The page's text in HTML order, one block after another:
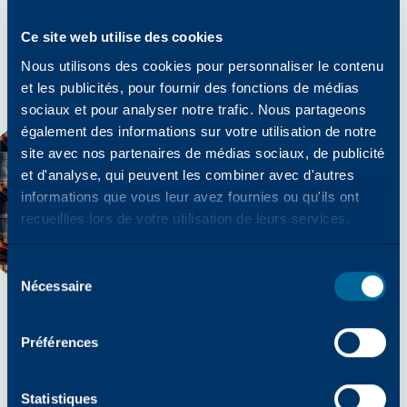
Ce site web utilise des cookies
Nous utilisons des cookies pour personnaliser le contenu
et les publicités, pour fournir des fonctions de médias
sociaux et pour analyser notre trafic. Nous partageons
également des informations sur votre utilisation de notre
site avec nos partenaires de médias sociaux, de publicité
et d'analyse, qui peuvent les combiner avec d'autres
informations que vous leur avez fournies ou qu'ils ont
recueillies lors de votre utilisation de leurs services.
Sélection
desNécessaire
Préférences
Statistiques
POUR QUE VOUS SOYEZ PRÊT À TRAVAILLER